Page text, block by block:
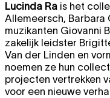
Lucinda Ra is het
Allemeersch, Barbara
muzikanten Giovanni
zakelijk leidster
Van der Linden en
noemen ze hun
projecten vertrekken
voor een nieuwe